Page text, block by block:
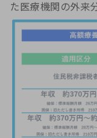
た医療機関の外来